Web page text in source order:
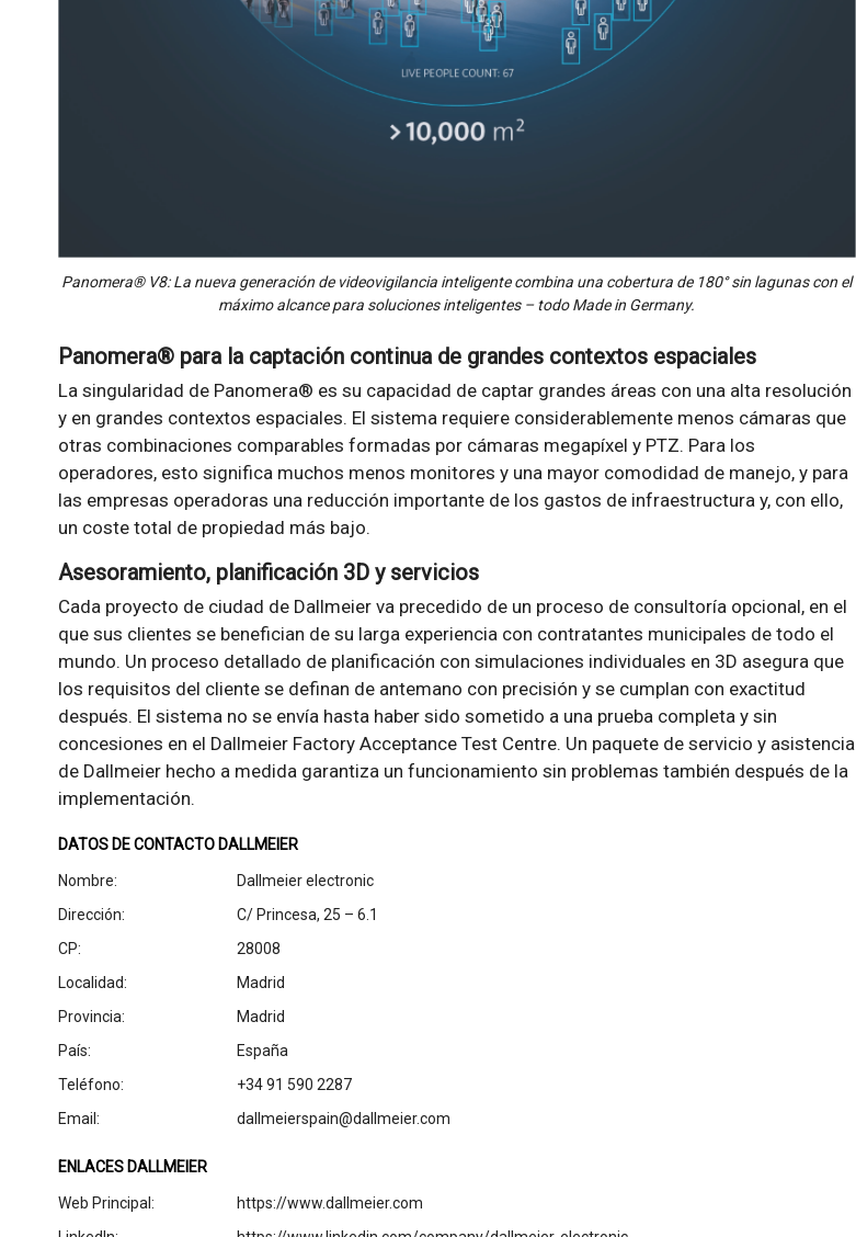
Panomera® V8: La nueva generación de videovigilancia inteligente combina una cobertura de 180° sin lagunas con el
máximo alcance para soluciones inteligentes – todo Made in Germany.
Panomera® para la captación continua de grandes contextos espaciales
La singularidad de Panomera® es su capacidad de captar grandes áreas con una alta resolución
y en grandes contextos espaciales. El sistema requiere considerablemente menos cámaras que
otras combinaciones comparables formadas por cámaras megapíxel y PTZ. Para los
operadores, esto significa muchos menos monitores y una mayor comodidad de manejo, y para
las empresas operadoras una reducción importante de los gastos de infraestructura y, con ello,
un coste total de propiedad más bajo.
Asesoramiento, planificación 3D y servicios
Cada proyecto de ciudad de Dallmeier va precedido de un proceso de consultoría opcional, en el
que sus clientes se benefician de su larga experiencia con contratantes municipales de todo el
mundo. Un proceso detallado de planificación con simulaciones individuales en 3D asegura que
los requisitos del cliente se definan de antemano con precisión y se cumplan con exactitud
después. El sistema no se envía hasta haber sido sometido a una prueba completa y sin
concesiones en el Dallmeier Factory Acceptance Test Centre. Un paquete de servicio y asistencia
de Dallmeier hecho a medida garantiza un funcionamiento sin problemas también después de la
implementación.
DATOS DE CONTACTO DALLMEIER
Nombre:
Dallmeier electronic
Dirección:
C/ Princesa, 25 – 6.1
CP:
28008
Localidad:
Madrid
Provincia:
Madrid
País:
España
Teléfono:
+34 91 590 2287
Email:
dallmeierspain@dallmeier.com
ENLACES DALLMEIER
Web Principal:
https://www.dallmeier.com